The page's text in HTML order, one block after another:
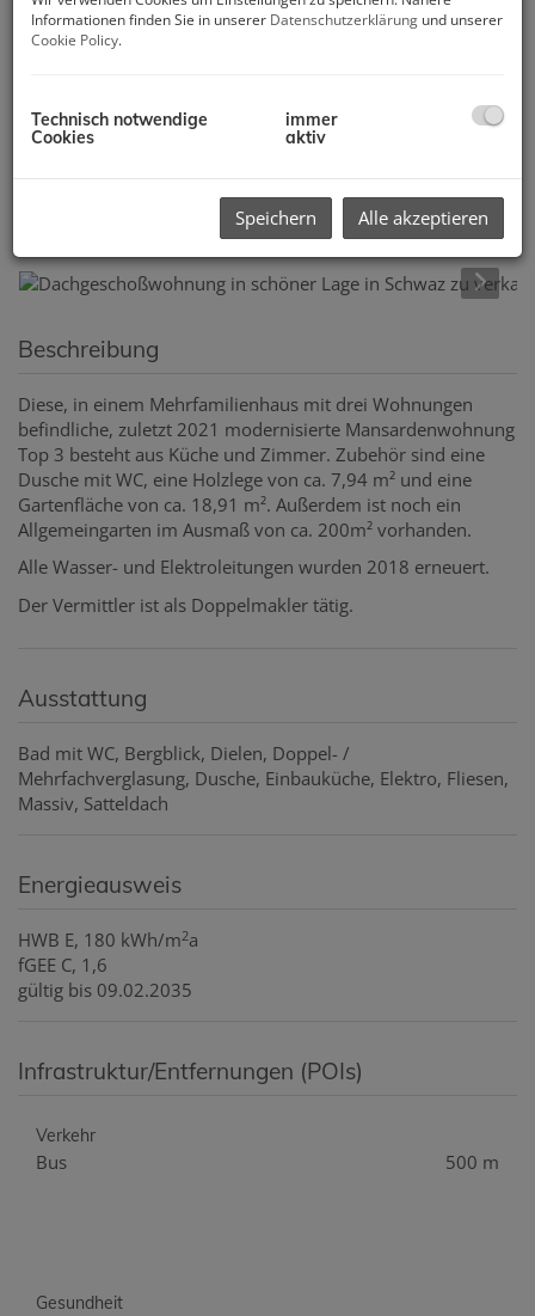
Beschreibung
Diese, in einem Mehrfamilienhaus mit drei Wohnungen
befindliche, zuletzt 2021 modernisierte Mansardenwohnung
Top 3 besteht aus Küche und Zimmer. Zubehör sind eine
Dusche mit WC, eine Holzlege von ca. 7,94 m² und eine
Gartenfläche von ca. 18,91 m². Außerdem ist noch ein
Allgemeingarten im Ausmaß von ca. 200m² vorhanden.
Alle Wasser- und Elektroleitungen wurden 2018 erneuert.
Der Vermittler ist als Doppelmakler tätig.
Ausstattung
Bad mit WC Bergblick Dielen Doppel- /
Mehrfachverglasung Dusche Einbauküche Elektro Fliesen
Massiv Satteldach
Energieausweis
HWB E, 180 kWh/m2a
fGEE C, 1,6
gültig bis 09.02.2035
Infrastruktur/Entfernungen (POIs)
Verkehr
Bus 500 m
Gesundheit
Informationen finden Sie in unserer Datenschutzerklärung und unserer
Cookie Policy.
Technisch notwendige
Cookies
immer
aktiv
Speichern Alle akzeptieren